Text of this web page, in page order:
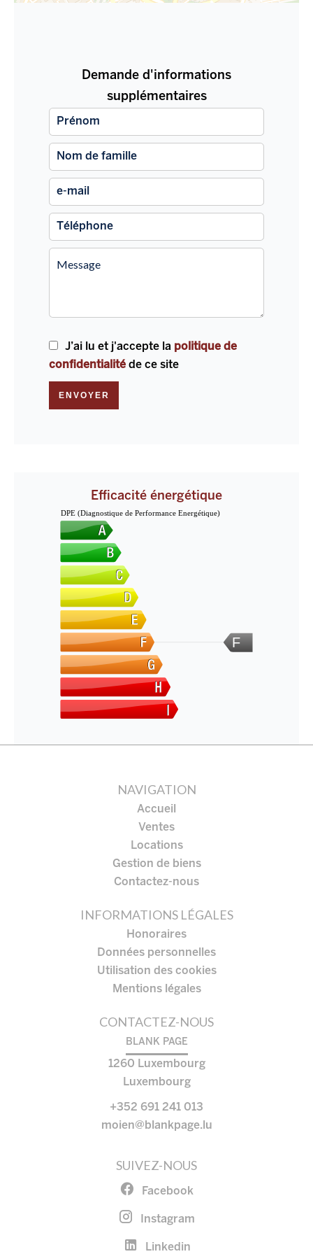
Demande d'informations
supplémentaires
J’ai lu et j'accepte la politique de
confidentialité de ce site
ENVOYER
Efficacité énergétique
F
DPE (Diagnostique de Performance Energétique)
NAVIGATION
Accueil
Ventes
Locations
Gestion de biens
Contactez-nous
INFORMATIONS LÉGALES
Honoraires
Données personnelles
Utilisation des cookies
Mentions légales
CONTACTEZ-NOUS
BLANK PAGE
1260 Luxembourg
Luxembourg
+352 691 241 013
moien@blankpage.lu
SUIVEZ-NOUS
Facebook
Instagram
Linkedin